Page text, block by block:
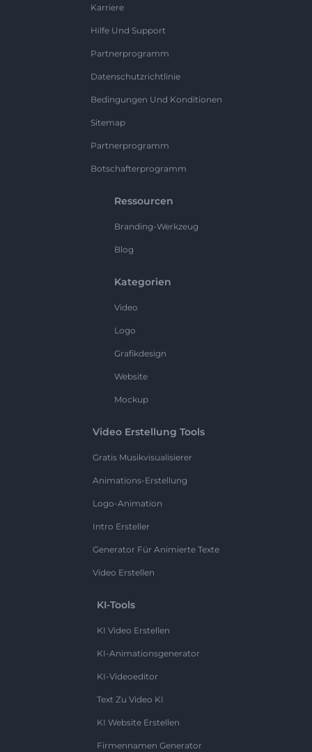
Karriere
Hilfe Und Support
Partnerprogramm
Datenschutzrichtlinie
Bedingungen Und Konditionen
Sitemap
Partnerprogramm
Botschafterprogramm
Ressourcen
Branding-Werkzeug
Blog
Kategorien
Video
Logo
Grafikdesign
Website
Mockup
Video Erstellung Tools
Gratis Musikvisualisierer
Animations-Erstellung
Logo-Animation
Intro Ersteller
Generator Für Animierte Texte
Video Erstellen
KI-Tools
KI Video Erstellen
KI-Animationsgenerator
KI-Videoeditor
Text Zu Video KI
KI Website Erstellen
Firmennamen Generator